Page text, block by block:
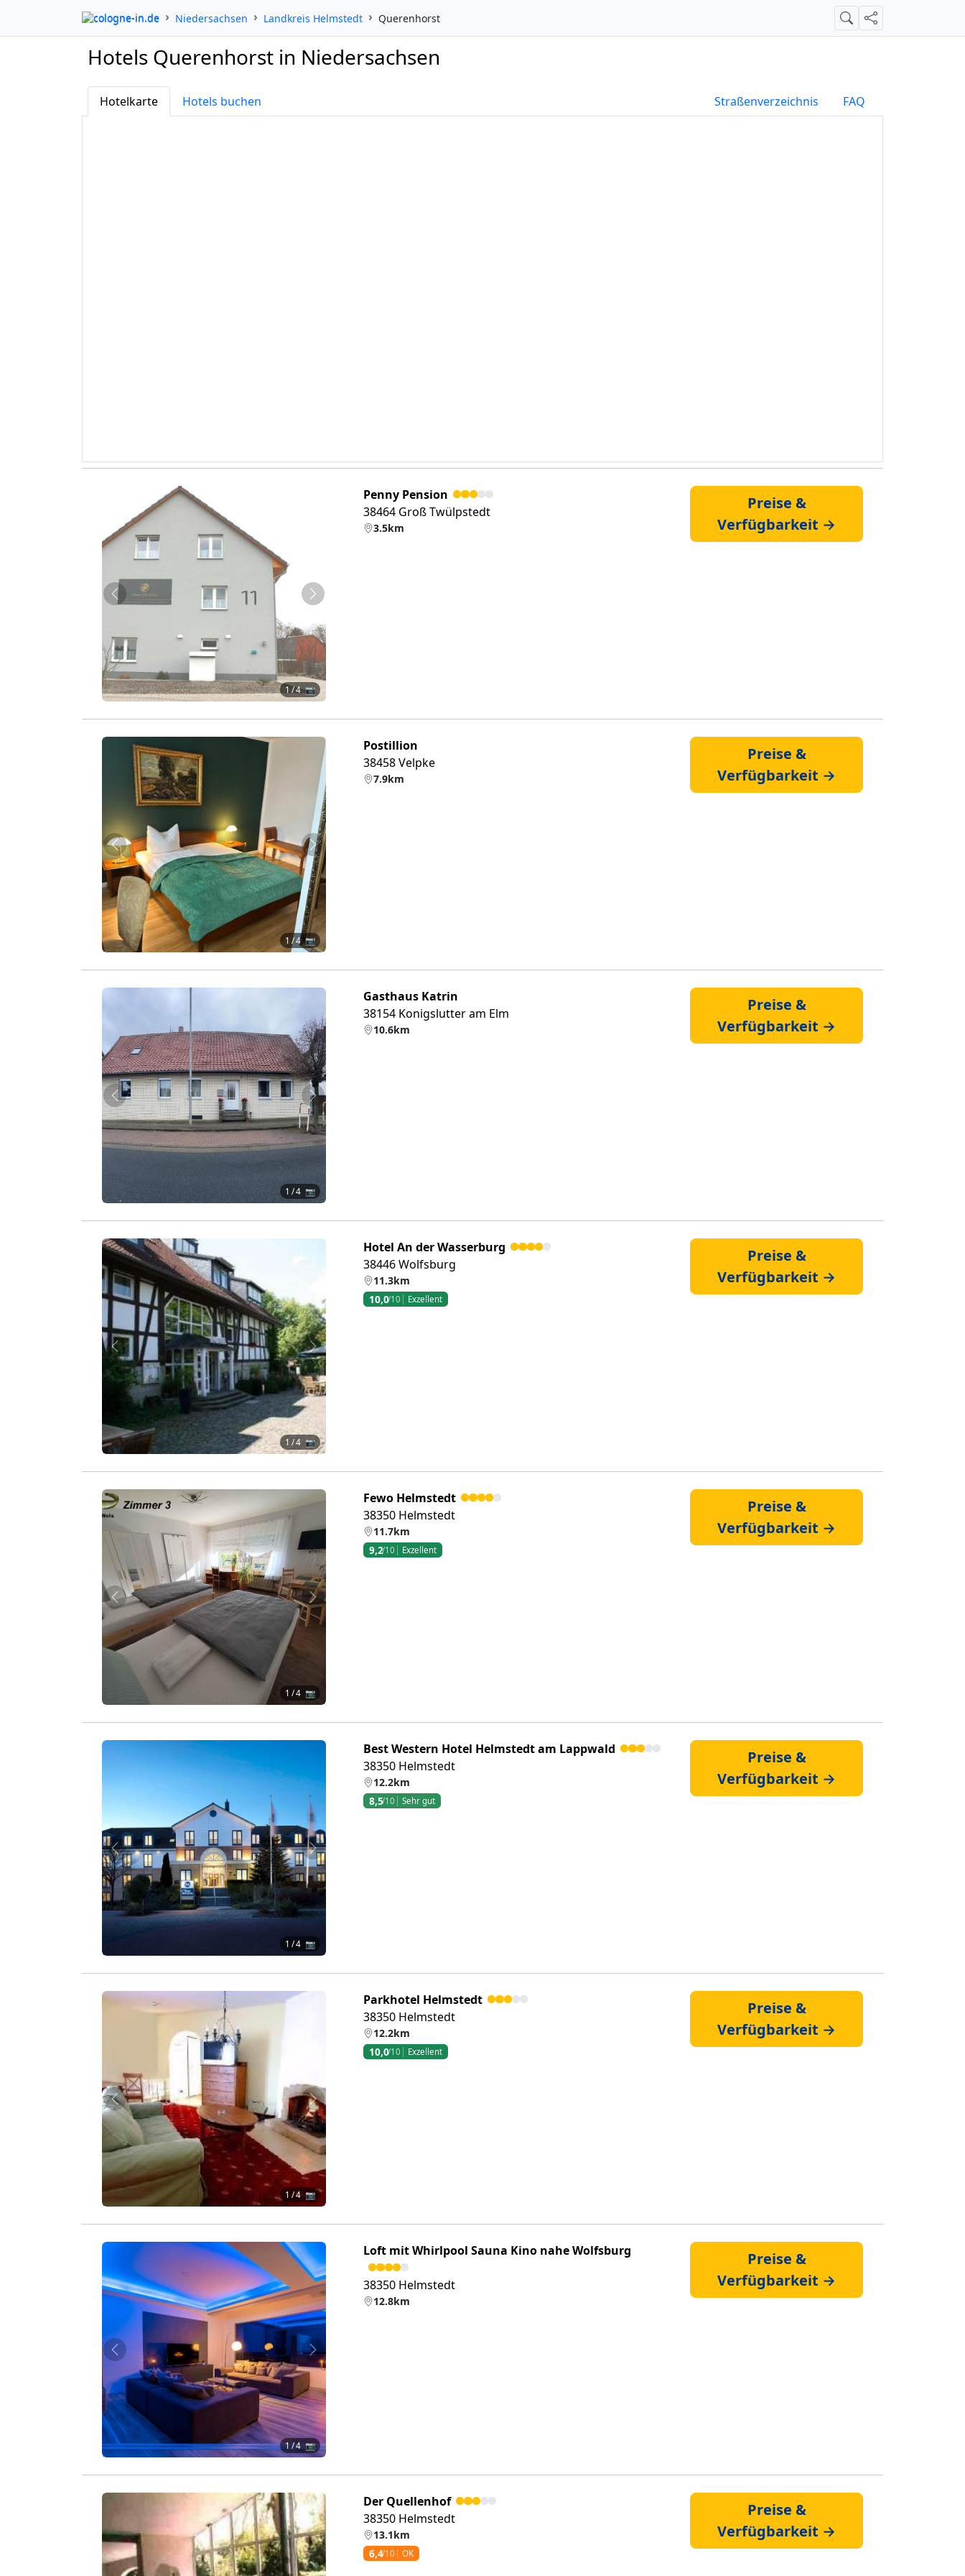
cologne-in.de Niedersachsen Landkreis Helmstedt Querenhorst SucheTeilen
Hotels Querenhorst in Niedersachsen
Hotelkarte Hotels buchen Straßenverzeichnis FAQ
Zurück Weiter
1 / 4 📷
Penny Pension
38464 Groß Twülpstedt
3.5km
Preise &
Verfügbarkeit →
Zurück Weiter
1 / 4 📷
Postillion
38458 Velpke
7.9km
Preise &
Verfügbarkeit →
Zurück Weiter
1 / 4 📷
Gasthaus Katrin
38154 Konigslutter am Elm
10.6km
Preise &
Verfügbarkeit →
Zurück Weiter
1 / 4 📷
Hotel An der Wasserburg
38446 Wolfsburg
11.3km
10,0/10 Exzellent
Preise &
Verfügbarkeit →
Zurück Weiter
1 / 4 📷
Fewo Helmstedt
38350 Helmstedt
11.7km
9,2/10 Exzellent
Preise &
Verfügbarkeit →
Zurück Weiter
1 / 4 📷
Best Western Hotel Helmstedt am Lappwald
38350 Helmstedt
12.2km
8,5/10 Sehr gut
Preise &
Verfügbarkeit →
Zurück Weiter
1 / 4 📷
Parkhotel Helmstedt
38350 Helmstedt
12.2km
10,0/10 Exzellent
Preise &
Verfügbarkeit →
Zurück Weiter
1/ 4 📷
Loft mit Whirlpool Sauna Kino nahe Wolfsburg
38350 Helmstedt
12.8km
Preise &
Verfügbarkeit →
Der Quellenhof
38350 Helmstedt
13.1km
6,4/10 OK
Preise &
Verfügbarkeit →